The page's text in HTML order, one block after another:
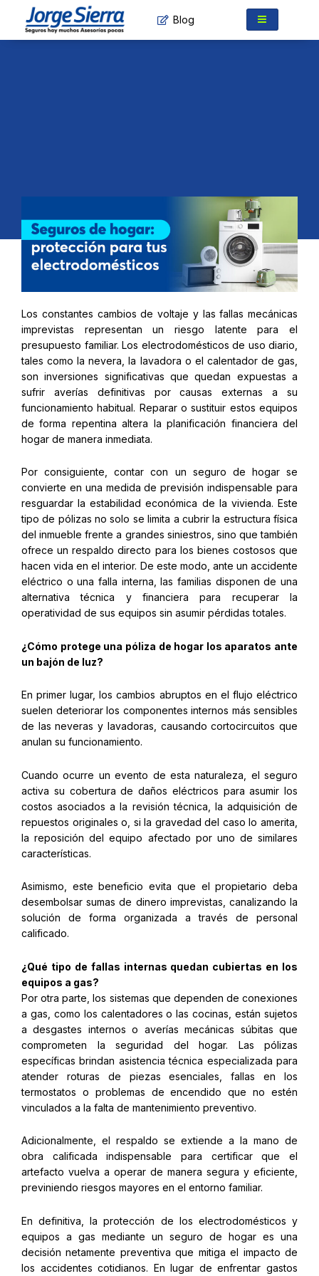
contenido
Blog
Los constantes cambios de voltaje y las fallas mecánicas
imprevistas representan un riesgo latente para el
presupuesto familiar. Los electrodomésticos de uso diario,
tales como la nevera, la lavadora o el calentador de gas,
son inversiones significativas que quedan expuestas a
sufrir averías definitivas por causas externas a su
funcionamiento habitual. Reparar o sustituir estos equipos
de forma repentina altera la planificación financiera del
hogar de manera inmediata.
Por consiguiente, contar con un seguro de hogar se
convierte en una medida de previsión indispensable para
resguardar la estabilidad económica de la vivienda. Este
tipo de pólizas no solo se limita a cubrir la estructura física
del inmueble frente a grandes siniestros, sino que también
ofrece un respaldo directo para los bienes costosos que
hacen vida en el interior. De este modo, ante un accidente
eléctrico o una falla interna, las familias disponen de una
alternativa técnica y financiera para recuperar la
operatividad de sus equipos sin asumir pérdidas totales.
¿Cómo protege una póliza de hogar los aparatos ante
un bajón de luz?
En primer lugar, los cambios abruptos en el flujo eléctrico
suelen deteriorar los componentes internos más sensibles
de las neveras y lavadoras, causando cortocircuitos que
anulan su funcionamiento.
Cuando ocurre un evento de esta naturaleza, el seguro
activa su cobertura de daños eléctricos para asumir los
costos asociados a la revisión técnica, la adquisición de
repuestos originales o, si la gravedad del caso lo amerita,
la reposición del equipo afectado por uno de similares
características.
Asimismo, este beneficio evita que el propietario deba
desembolsar sumas de dinero imprevistas, canalizando la
solución de forma organizada a través de personal
calificado.
¿Qué tipo de fallas internas quedan cubiertas en los
equipos a gas?
Por otra parte, los sistemas que dependen de conexiones
a gas, como los calentadores o las cocinas, están sujetos
a desgastes internos o averías mecánicas súbitas que
comprometen la seguridad del hogar. Las pólizas
específicas brindan asistencia técnica especializada para
atender roturas de piezas esenciales, fallas en los
termostatos o problemas de encendido que no estén
vinculados a la falta de mantenimiento preventivo.
Adicionalmente, el respaldo se extiende a la mano de
obra calificada indispensable para certificar que el
artefacto vuelva a operar de manera segura y eficiente,
previniendo riesgos mayores en el entorno familiar.
En definitiva, la protección de los electrodomésticos y
equipos a gas mediante un seguro de hogar es una
decisión netamente preventiva que mitiga el impacto de
los accidentes cotidianos. En lugar de enfrentar gastos